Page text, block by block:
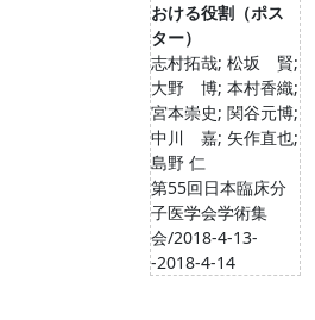
おける役割（ポス
ター）
志村拓哉; 松坂 賢;
大野 博; 本村香織;
宮本崇史; 関谷元博;
中川 嘉; 矢作直也;
島野 仁
第55回日本臨床分
子医学会学術集
会/2018-4-13-
-2018-4-14